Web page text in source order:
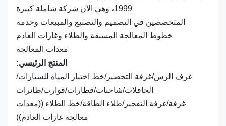
1999، وهي الآن شركة شاملة كبيرة
المتخصصين في التصميم والتصنيع والمبيعات وخدمة
خطوط المعالجة المسبقة والطلاء وغازات العادم
معدات المعالجة
المنتج الرئيسي:
غرف الرش/غرفة التحضير/خط اختبار المياه للسيارات/
الحافلات/شاحنات/قطارات/قوارب/طائرات
غرفة/غرفة التفجير/طلاء الطاقة/خط الطلاء ((معدات
معالجة غازات العادم))